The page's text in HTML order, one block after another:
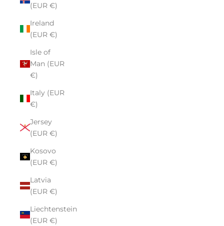
(EUR €)
Ireland
(EUR €)
Isle of
Man (EUR
€)
Italy (EUR
€)
Jersey
(EUR €)
Kosovo
(EUR €)
Latvia
(EUR €)
Liechtenstein
(EUR €)